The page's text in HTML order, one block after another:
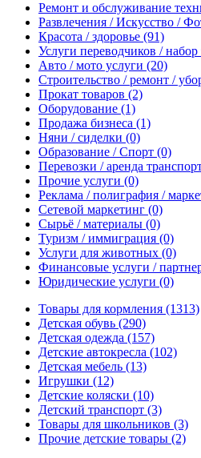
Ремонт и обслуживание
Развлечения / Искусство /
Красота / здоровье (91)
Услуги переводчиков / набор
Авто / мото услуги (20)
Строительство / ремонт /
Прокат товаров (2)
Оборудование (1)
Продажа бизнеса (1)
Няни / сиделки (0)
Образование / Спорт (0)
Перевозки / аренда
Прочие услуги (0)
Реклама / полиграфия /
Сетевой маркетинг (0)
Сырьё / материалы (0)
Туризм / иммиграция (0)
Услуги для животных (0)
Финансовые услуги /
Юридические услуги (0)
Товары для кормления (1313)
Детская обувь (290)
Детская одежда (157)
Детские автокресла (102)
Детская мебель (13)
Игрушки (12)
Детские коляски (10)
Детский транспорт (3)
Товары для школьников (3)
Прочие детские товары (2)